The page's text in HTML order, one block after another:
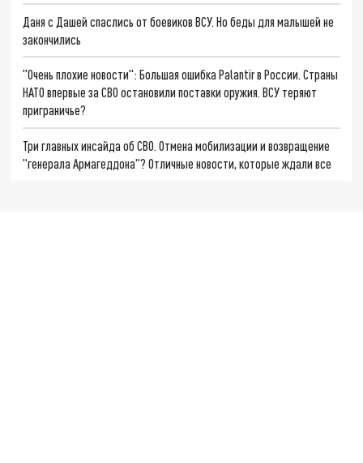
Даня с Дашей спаслись от боевиков ВСУ. Но беды для малышей не
закончились
"Очень плохие новости": Большая ошибка Palantir в России. Страны
НАТО впервые за СВО остановили поставки оружия. ВСУ теряют
приграничье?
Три главных инсайда об СВО. Отмена мобилизации и возвращение
"генерала Армагеддона"? Отличные новости, которые ждали все